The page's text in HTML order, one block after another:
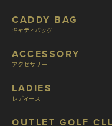
CADDY BAG
キャディバッグ
ACCESSORY
アクセサリー
LADIES
レディース
OUTLET GOLF